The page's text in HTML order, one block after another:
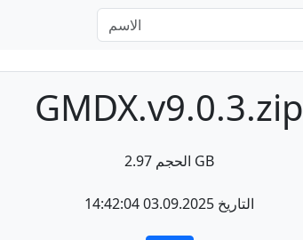
GMDX.v9.0.3.zip
الحجم 2.97 GB
التاريخ 03.09.2025 14:42:04